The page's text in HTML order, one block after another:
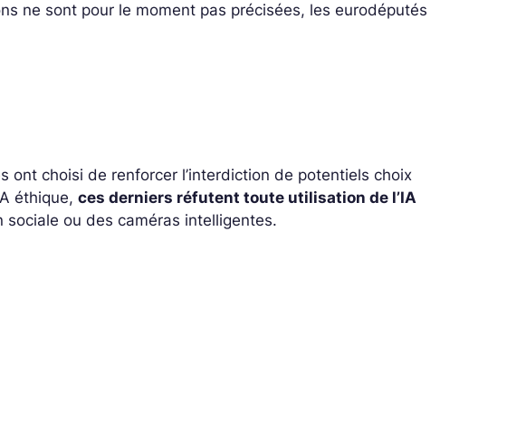
ne sont pour le moment pas précisées, les eurodéputés
ont choisi de renforcer l’interdiction de potentiels choix
éthique,ces derniers réfutent toute utilisation de l’IA
ou des caméras intelligentes.